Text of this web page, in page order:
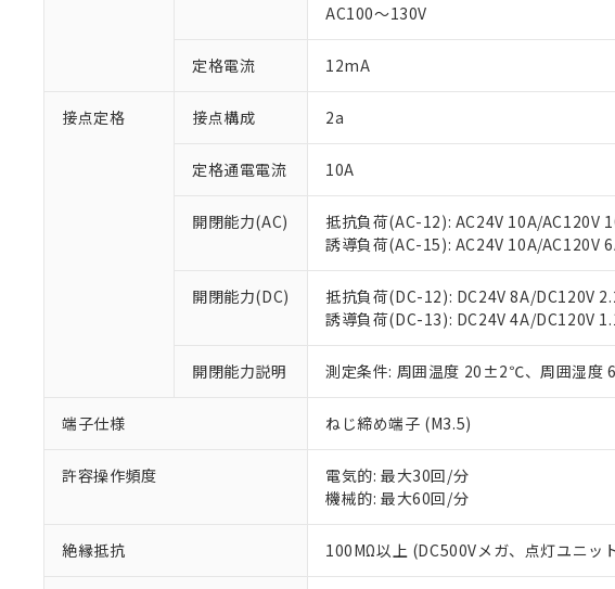
AC100～130V
定格電流 12mA
接点定格 接点構成 2a
定格通電電流 10A
開閉能力(AC)
抵抗負荷(AC-12): AC24V 10A/AC120V
誘導負荷(AC-15): AC24V 10A/AC120V
開閉能力(DC)
抵抗負荷(DC-12): DC24V 8A/DC120V
誘導負荷(DC-13): DC24V 4A/DC120V
開閉能力説明 測定条件: 周囲温度 20±2℃、周囲湿
端子仕様 ねじ締め端子 (M3.5)
許容操作頻度
電気的: 最大30回/分
機械的: 最大60回/分
絶縁抵抗 100MΩ以上 (DC500Vメガ、点灯ユニッ
以下の条件をお読みいただき、同意
正式な納期状況および標準価
当社販売員にご相談ください。
オムロン制御機器販売店や当
在庫状況および標準価格結果
す。
マイパーツ機能（部品リスト
ている必要があります。
が、当社の製品・サービスに
さい。
※当社の共同利用者とは、
いる法人を指します。
があります。
*EU RoHS指令（10物質）：
六価クロム(Cr(Ⅵ)) 1000ppm以下、ポリ臭化ビ
但し、RoHS指令で産業用監視および制御機器
フタル酸エステル類の４物質については閾値を
※2 対応予定月
部品在庫の切り替え状況などにより
※3 非含有証明書ダウンロード
EU RoHS指令（10物質）の非含有証
51物質の非含有証明書（当社基準）
※本証明書は発行日時点で非含有を
また、RoHS指令のフタル酸エステ
混在することから備考欄に対応日を
既に当社にて対応品への在庫切替
「×」：最大均質材料含有率が中国
「－」：未確認です。当社販売部門
Pb(鉛) :1000ppm、 Hg(水銀) : 1000ppm、 Cd(
DBP(フタル酸ジブチル) : 1000ppm、 DIBP(フ
※2 環境保護使用期限
「ｅ」：有害物質（10物質）のすべ
「10」：通常の使用状況下において
味します。
「－」：未確認です。当社販売部門
う）を輸出または国外への提
置等に一切使用いたしません。
当社は、貴社製品を第三者に
また当社は、販売先および販
たしません。
記
説明
△ 一定数には満たないが在庫
－
在庫なし(最新の在庫状況
機器販売店・当社販売員
空
白
受注生産機種、また在庫